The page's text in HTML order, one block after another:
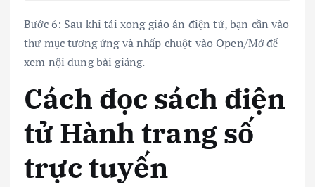
Bước 6: Sau khi tải xong giáo án điện tử, bạn cần vào
thư mục tương ứng và nhấp chuột vào Open/Mở để
xem nội dung bài giảng.
Cách đọc sách điện
tử Hành trang số
trực tuyến